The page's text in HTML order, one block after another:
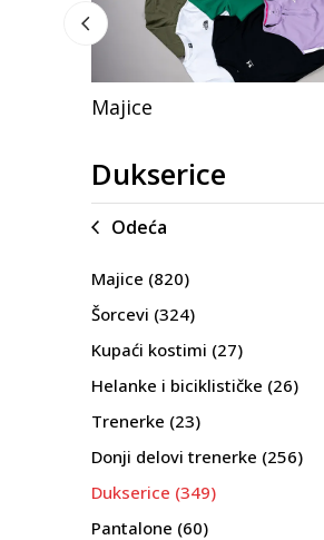
Majice
Dukserice
Odeća
Majice (820)
Šorcevi (324)
Kupaći kostimi (27)
Helanke i biciklističke (26)
Trenerke (23)
Donji delovi trenerke (256)
Dukserice (349)
Pantalone (60)